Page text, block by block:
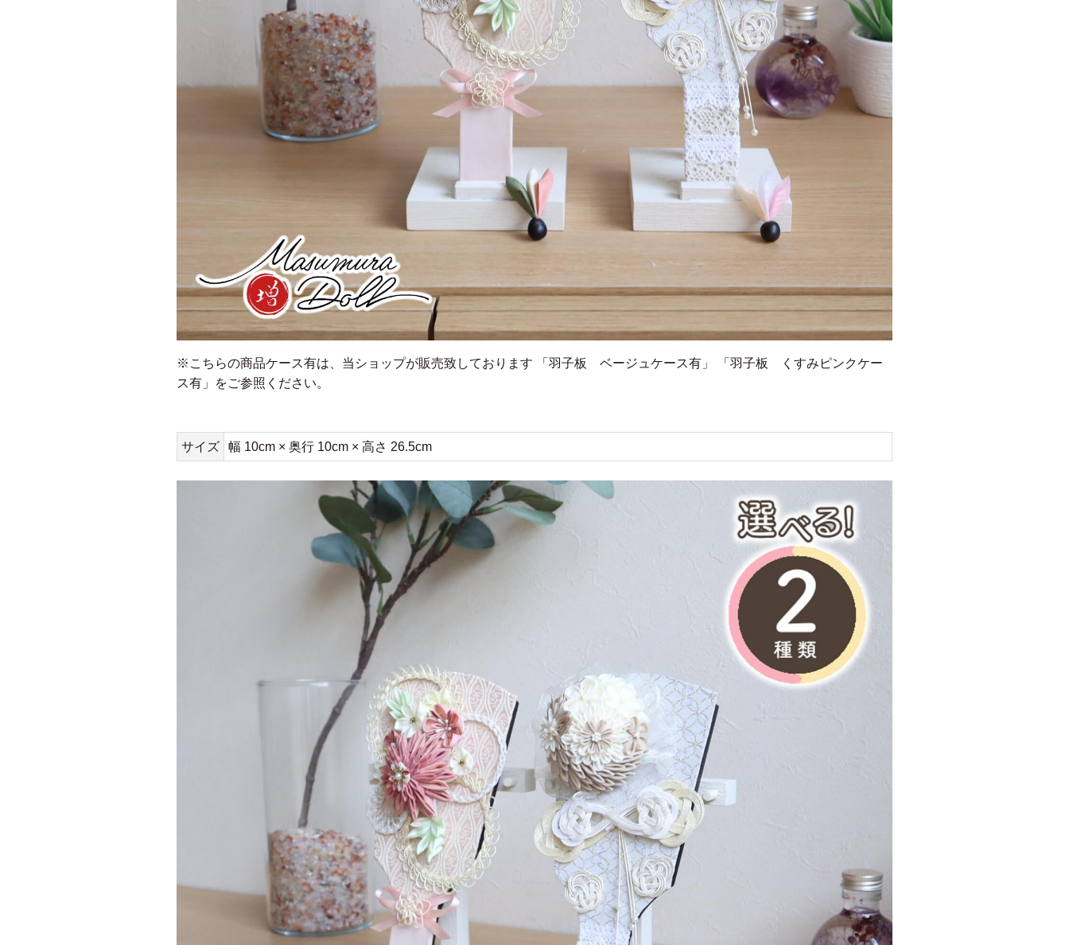
※こちらの商品ケース有は、当ショップが販売致しております 「羽子板 ベージュケース有」
「羽子板 くすみピンクケー
ス有」
をご参照ください。
サイズ 幅 10cm × 奥行 10cm × 高さ 26.5cm